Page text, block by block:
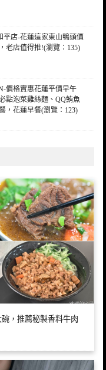
平店-花蓮這家東山鴨頭價
老店值得推!(瀏覽：135)
價格實惠花蓮平價早午
點泡菜雞絲麵、QQ鮪魚
，花蓮早餐(瀏覽：123)
，推薦秘製香料牛肉